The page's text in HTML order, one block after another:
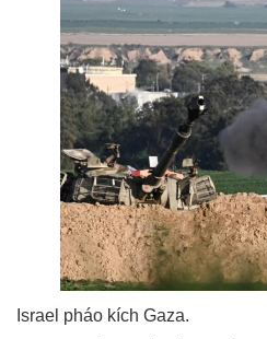
Israel pháo kích Gaza.